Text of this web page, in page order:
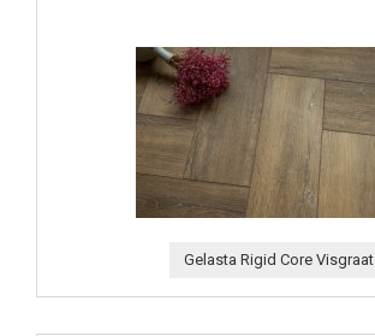
Gelasta Rigid Core Visgraat